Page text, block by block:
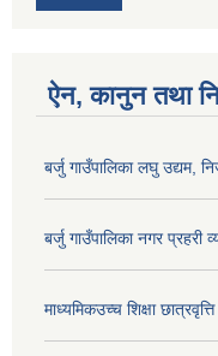
ऐन, कानुन तथा
बर्जु गाउँपालिका लघु उद्यम,
बर्जु गाउँपालिका नगर प्रहरी
माध्यमिकउच्च शिक्षा